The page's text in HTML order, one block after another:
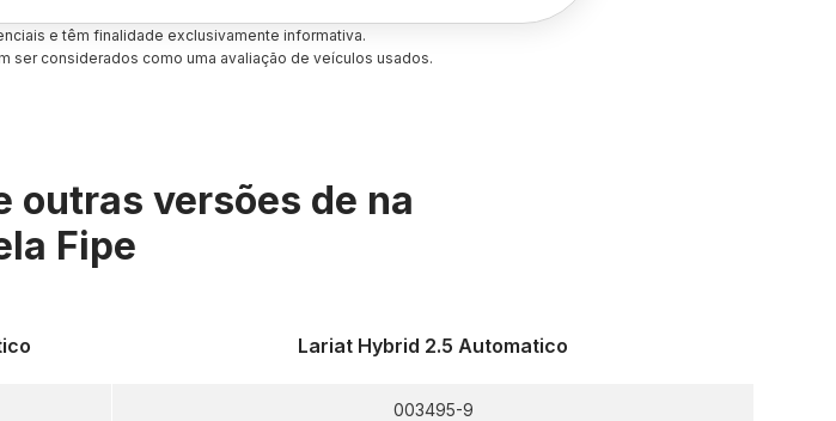
e têm finalidade exclusivamente informativa.
ser considerados como uma avaliação de veículos usados.
outras versões de na
Fipe
Lariat Hybrid 2.5 Automatico
003495-9